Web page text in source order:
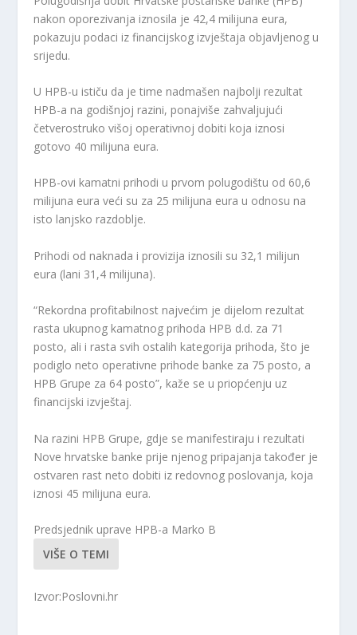
nakon oporezivanja iznosila je 42,4 milijuna eura,
pokazuju podaci iz financijskog izvještaja objavljenog u
srijedu.
U HPB-u ističu da je time nadmašen najbolji rezultat
HPB-a na godišnjoj razini, ponajviše zahvaljujući
četverostruko višoj operativnoj dobiti koja iznosi
gotovo 40 milijuna eura.
HPB-ovi kamatni prihodi u prvom polugodištu od 60,6
milijuna eura veći su za 25 milijuna eura u odnosu na
isto lanjsko razdoblje.
Prihodi od naknada i provizija iznosili su 32,1 milijun
eura (lani 31,4 milijuna).
“Rekordna profitabilnost najvećim je dijelom rezultat
rasta ukupnog kamatnog prihoda HPB d.d. za 71
posto, ali i rasta svih ostalih kategorija prihoda, što je
podiglo neto operativne prihode banke za 75 posto, a
HPB Grupe za 64 posto”, kaže se u priopćenju uz
financijski izvještaj.
Na razini HPB Grupe, gdje se manifestiraju i rezultati
Nove hrvatske banke prije njenog pripajanja također je
ostvaren rast neto dobiti iz redovnog poslovanja, koja
iznosi 45 milijuna eura.
Predsjednik uprave HPB-a Marko B
VIŠE O TEMI
Izvor:Poslovni.hr